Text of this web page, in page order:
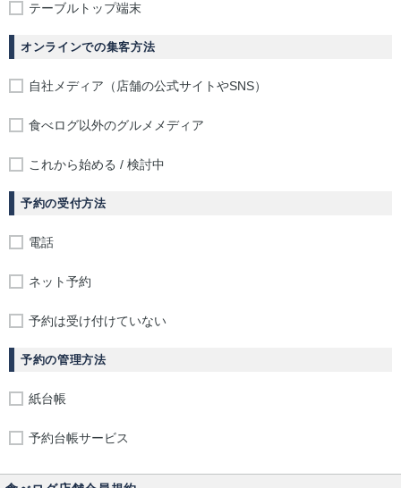
テーブルトップ端末
オンラインでの集客方法
自社メディア（店舗の公式サイトやSNS）
食べログ以外のグルメメディア
これから始める / 検討中
予約の受付方法
電話
ネット予約
予約は受け付けていない
予約の管理方法
紙台帳
予約台帳サービス